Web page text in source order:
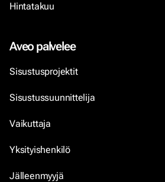
Hintatakuu
Aveo palvelee
Sisustusprojektit
Sisustussuunnittelija
Vaikuttaja
Yksityishenkilö
Jälleenmyyjä